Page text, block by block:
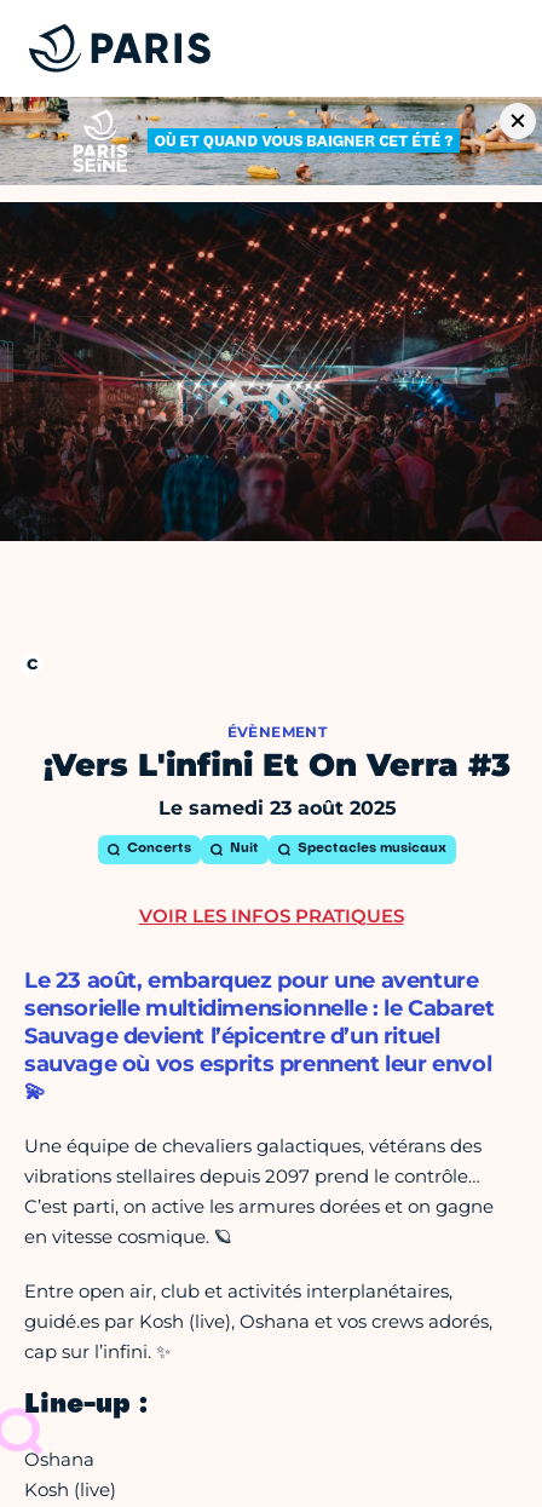
ÉVÈNEMENT
¡Vers L'infini Et On Verra #3
Le samedi 23 août 2025
Concerts Nuit Spectacles musicaux
Le 23 août, embarquez pour une aventure
sensorielle multidimensionnelle : le Cabaret
Sauvage devient l’épicentre d’un rituel
sauvage où vos esprits prennent leur envol
💫
Une équipe de chevaliers galactiques, vétérans des
vibrations stellaires depuis 2097 prend le contrôle…
C’est parti, on active les armures dorées et on gagne
en vitesse cosmique. 🪐
Entre open air, club et activités interplanétaires,
guidé.es par Kosh (live), Oshana et vos crews adorés,
cap sur l’infini. ✨
Line-up :
Oshana
Kosh (live)
VOIR LES INFOS PRATIQUES